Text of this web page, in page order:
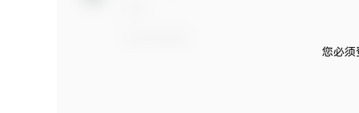
您必须